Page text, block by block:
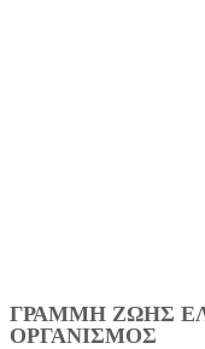
ΓΡΑΜΜΗ ΖΩΗΣ
ΟΡΓΑΝΙΣΜΟΣ